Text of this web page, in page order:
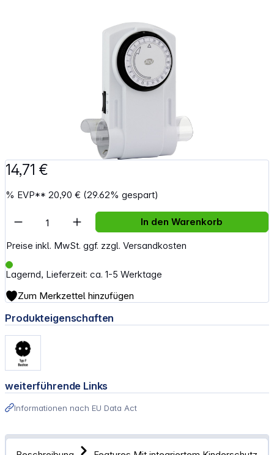
Bildergalerie überspringen
14,71 €
% EVP** 20,90 € (29.62% gespart)
Preise inkl. MwSt. ggf. zzgl. Versandkosten
Lagernd, Lieferzeit: ca. 1-5 Werktage
Artikel Anzahl: Gib den gewünschten
In den Warenkorb
Zum Merkzettel hinzufügen
Produkteigenschaften
weiterführende Links
Informationen nach EU Data Act